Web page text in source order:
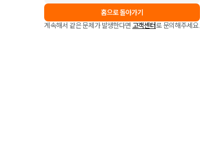
홈으로 돌아가기
계속해서 같은 문제가 발생한다면 고객센터로 문의해주세요.